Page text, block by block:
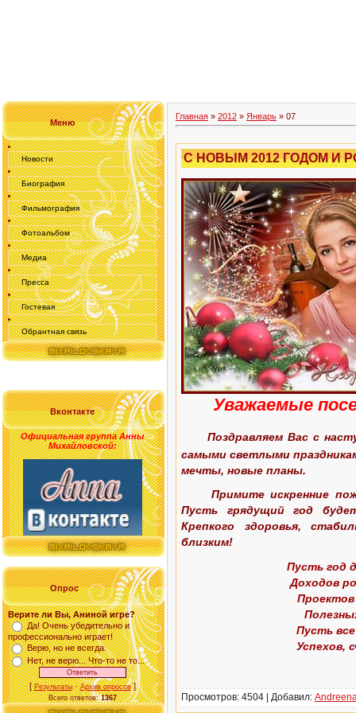
Меню
Новости
Биография
Фильмография
Фотоальбом
Медиа
Пресса
Гостевая
Обрантная связь
Вконтакте
Официальная группа Анны
Михайловской:
Опрос
Верите ли Вы, Аниной игре?
Да! Очень убедительно и
профессионально играет!
Верю, но не всегда.
Нет, не верю... Что-то не то...
[Результаты·Архив опросов]
Всего ответов:1367
Главная » 2012 » Январь » 07
С НОВЫМ 2012 ГОДОМ И
Уважаемые
Поздравляем Вас с
самыми светлыми
мечты, новые планы.
Примите искренние
Пусть грядущий год
Крепкого здоровья,
близким!
Пусть год
Доходов
Проектов
Пусть
Успехов,
Просмотров: 4504 | Добавил: